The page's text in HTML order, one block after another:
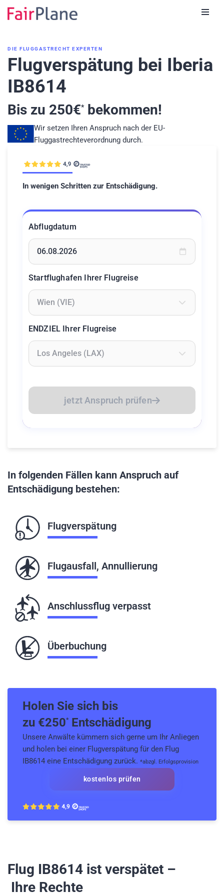
DIE FLUGGASTRECHT EXPERTEN
Flugverspätung bei Iberia
IB8614
Bis zu 250€*bekommen!
Wir setzen Ihren Anspruch nach der EU-
Fluggastrechteverordnung durch.
In wenigen Schritten zur Entschädigung.
Abflugdatum
Startflughafen Ihrer Flugreise
ENDZIEL Ihrer Flugreise
jetzt Anspruch prüfen
In folgenden Fällen kann Anspruch auf
Entschädigung bestehen:
Flugverspätung
Flugausfall, Annullierung
Anschlussflug verpasst
Überbuchung
Holen Sie sich bis
zu €250*Entschädigung
Unsere Anwälte kümmern sich gerne um Ihr Anliegen
und holen bei einer Flugverspätung für den Flug
IB8614 eine Entschädigung zurück. *abzgl. Erfolgsprovision
kostenlos prüfen
Flug IB8614 ist verspätet –
Ihre Rechte